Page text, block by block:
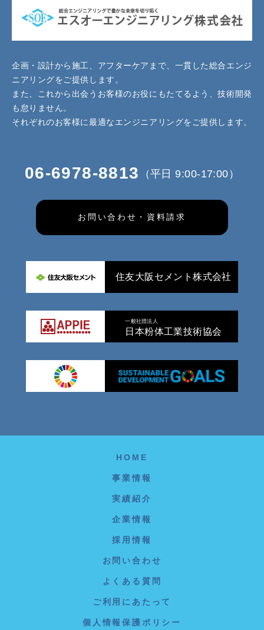
企画・設計から施工、アフターケアまで、一貫した総合エンジ
ニアリングをご提供します。
また、これから出会うお客様のお役にもたてるよう、技術開発
も怠りません。
それぞれのお客様に最適なエンジニアリングをご提供します。
06-6978-8813 （平日 9:00-17:00）
お問い合わせ・資料請求
住友大阪セメント株式会社
一般社団法人
日本粉体工業技術協会
HOME
事業情報
実績紹介
企業情報
採用情報
お問い合わせ
よくある質問
ご利用にあたって
個人情報保護ポリシー